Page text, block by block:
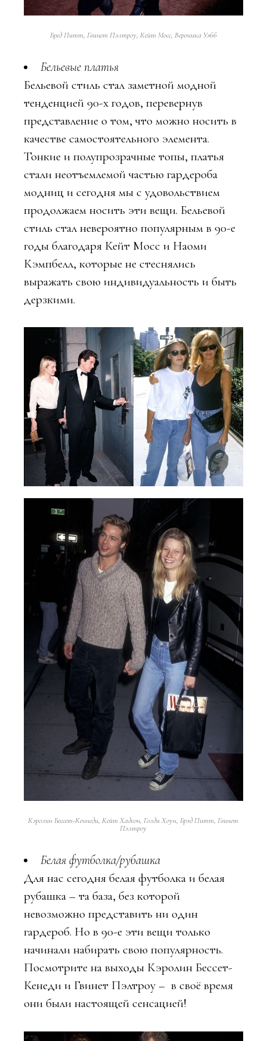
Бред Питт, Гвинет Пэлтроу, Кейт Мосс, Вероника Уэбб
Бельевые платья
Бельевой стиль стал заметной модной
тенденцией 90-х годов, перевернув
представление о том, что можно носить в
качестве самостоятельного элемента.
Тонкие и полупрозрачные топы, платья
стали неотъемлемой частью гардероба
модниц и сегодня мы с удовольствием
продолжаем носить эти вещи. Бельевой
стиль стал невероятно популярным в 90-е
годы благодаря Кейт Мосс и Наоми
Кэмпбелл, которые не стеснялись
выражать свою индивидуальность и быть
дерзкими.
Кэролин Бессет-Кеннеди, Кейт Хадсон, Голди Хоун, Брэд Питт, Гвинет
Пэлтроу
Белая футболка/рубашка
Для нас сегодня белая футболка и белая
рубашка – та база, без которой
невозможно представить ни один
гардероб. Но в 90-е эти вещи только
начинали набирать свою популярность.
Посмотрите на выходы Кэролин Бессет-
Кенеди и Гвинет Пэлтроу – в своё время
они были настоящей сенсацией!